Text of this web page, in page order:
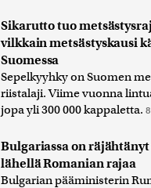
Sikarutto tuo
vilkkain metsästyskausi
Suomessa
Sepelkyyhky on Suomen
riistalaji. Viime vuonna
jopa yli 300 000 kappaletta.
Bulgariassa on
lähellä Romanian rajaa
Bulgarian pääministerin